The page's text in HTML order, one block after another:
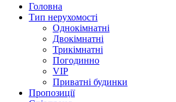
Головна
Тип нерухомості
Однокімнатні
Двокімнатні
Трикімнатні
Погодинно
VIP
Приватні будинки
Пропозиції